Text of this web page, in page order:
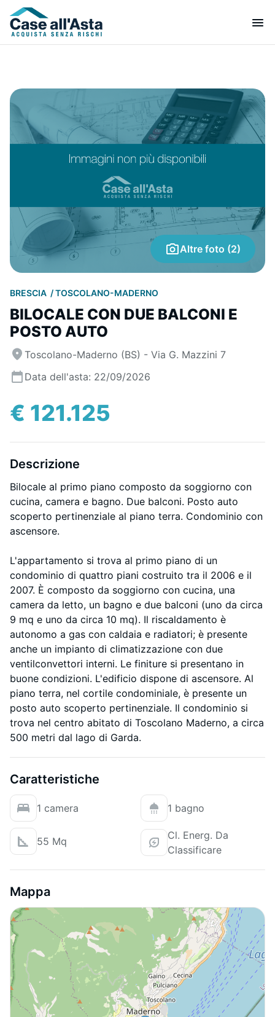
Altre foto (2)
BRESCIA TOSCOLANO-MADERNO
BILOCALE CON DUE BALCONI E
POSTO AUTO
Toscolano-Maderno (BS) - Via G. Mazzini 7
Data dell'asta: 22/09/2026
€ 121.125
Descrizione
Bilocale al primo piano composto da soggiorno con
cucina, camera e bagno. Due balconi. Posto auto
scoperto pertinenziale al piano terra. Condominio con
ascensore.
L'appartamento si trova al primo piano di un
condominio di quattro piani costruito tra il 2006 e il
2007. È composto da soggiorno con cucina, una
camera da letto, un bagno e due balconi (uno da circa
9 mq e uno da circa 10 mq). Il riscaldamento è
autonomo a gas con caldaia e radiatori; è presente
anche un impianto di climatizzazione con due
ventilconvettori interni. Le finiture si presentano in
buone condizioni. L'edificio dispone di ascensore. Al
piano terra, nel cortile condominiale, è presente un
posto auto scoperto pertinenziale. Il condominio si
trova nel centro abitato di Toscolano Maderno, a circa
500 metri dal lago di Garda.
Caratteristiche
1 camera 1 bagno
55 Mq
Cl. Energ. Da
Classificare
Mappa